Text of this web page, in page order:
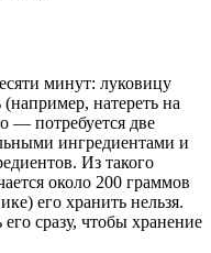
минут: луковицу
натереть на
— потребуется две
ингредиентами и
Из такого
около 200 граммов
его хранить нельзя.
сразу, чтобы хранение